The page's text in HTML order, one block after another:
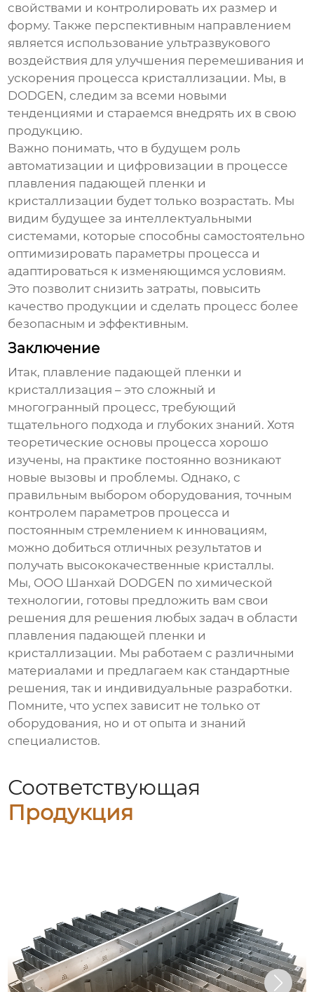
свойствами и контролировать их размер и
форму. Также перспективным направлением
является использование ультразвукового
воздействия для улучшения перемешивания и
ускорения процесса кристаллизации. Мы, в
DODGEN, следим за всеми новыми
тенденциями и стараемся внедрять их в свою
продукцию.
Важно понимать, что в будущем роль
автоматизации и цифровизации в процессе
плавления падающей пленки и
кристаллизации будет только возрастать. Мы
видим будущее за интеллектуальными
системами, которые способны самостоятельно
оптимизировать параметры процесса и
адаптироваться к изменяющимся условиям.
Это позволит снизить затраты, повысить
качество продукции и сделать процесс более
безопасным и эффективным.
Заключение
Итак, плавление падающей пленки и
кристаллизация – это сложный и
многогранный процесс, требующий
тщательного подхода и глубоких знаний. Хотя
теоретические основы процесса хорошо
изучены, на практике постоянно возникают
новые вызовы и проблемы. Однако, с
правильным выбором оборудования, точным
контролем параметров процесса и
постоянным стремлением к инновациям,
можно добиться отличных результатов и
получать высококачественные кристаллы.
Мы, ООО Шанхай DODGEN по химической
технологии, готовы предложить вам свои
решения для решения любых задач в области
плавления падающей пленки и
кристаллизации. Мы работаем с различными
материалами и предлагаем как стандартные
решения, так и индивидуальные разработки.
Помните, что успех зависит не только от
оборудования, но и от опыта и знаний
специалистов.
Соответствующая
Продукция